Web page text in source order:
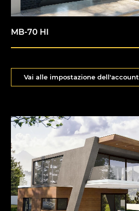
MB-70 HI
Vai alle impostazione dell'account